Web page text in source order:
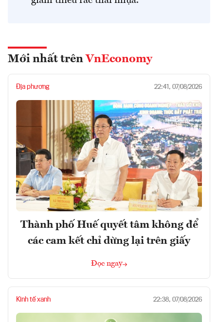
Mới nhất trên VnEconomy
Địa phương 22:41, 07/08/2026
Thành phố Huế quyết tâm không để
các cam kết chỉ dừng lại trên giấy
Đọc ngay
Kinh tế xanh 22:38, 07/08/2026